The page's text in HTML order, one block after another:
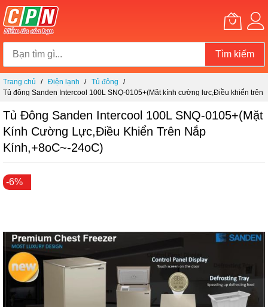
Tìm kiếm
Chuyển
đến
dung
Trang chủ Điện lạnh
Tủ đông
Tủ đông Sanden Intercool 100L SNQ-0105+(Mặt kính cường lực,Điều khiển trên
Tủ Đông Sanden Intercool 100L SNQ-0105+(Mặt
Kính Cường Lực,Điều Khiển Trên Nắp
Kính,+8oC~-24oC)
Chuyển
đến
thư
viện
hình
ảnh
-6%